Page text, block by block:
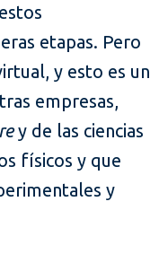
etapas. Pero
y esto es un
empresas,
y de las ciencias
físicos y que
y